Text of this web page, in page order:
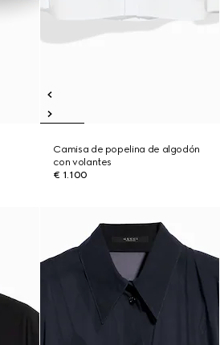
Camisa de popelina de algodón
con volantes
€ 1.100